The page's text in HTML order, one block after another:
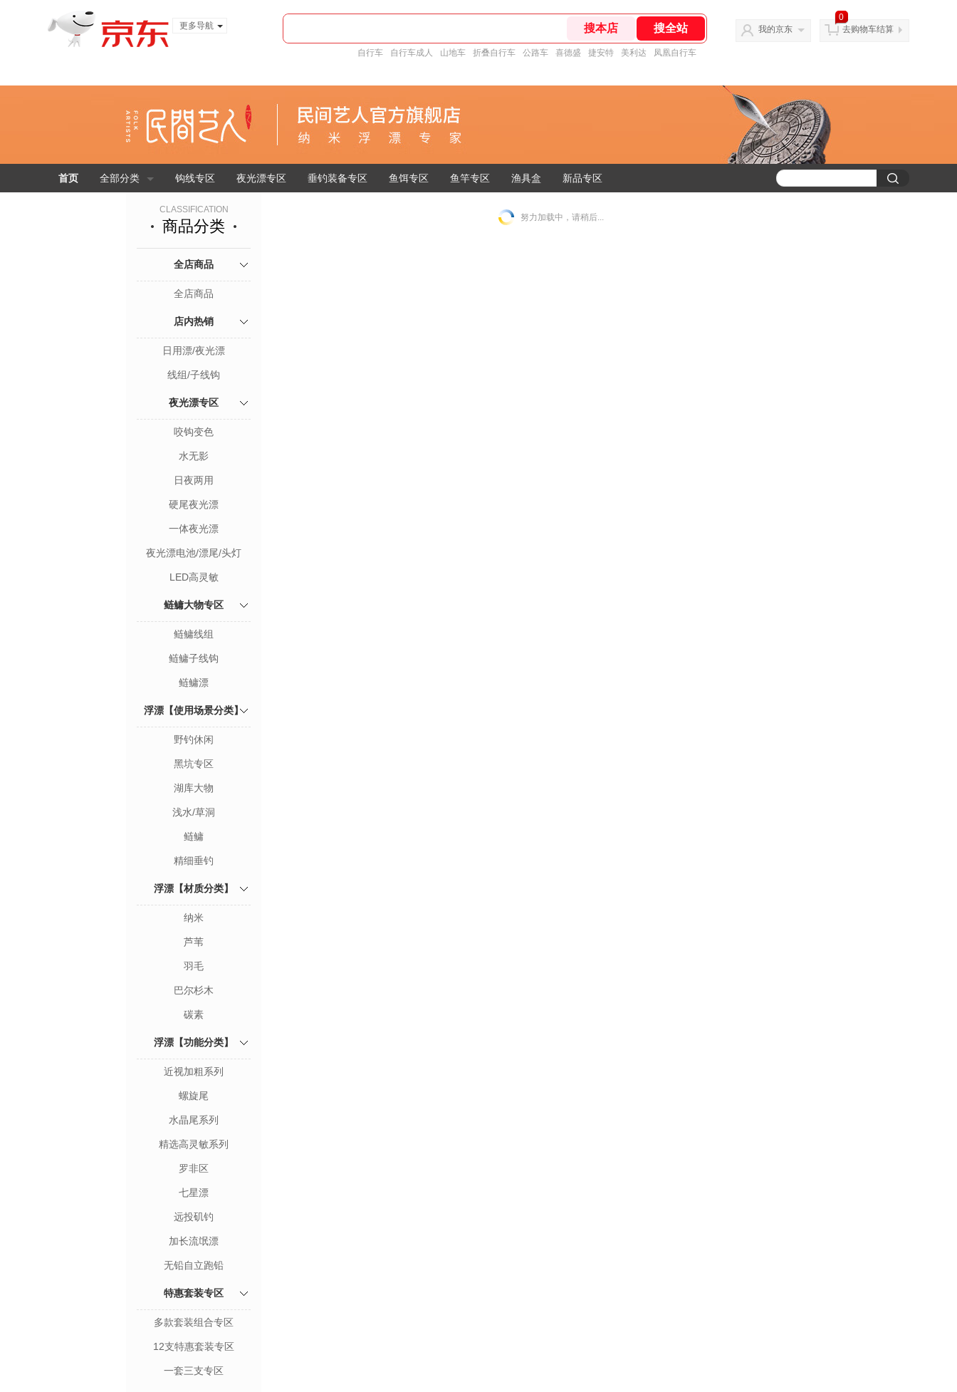
更多导航
自行车 自行车成人 山地车 折叠自行车 公路车 喜德盛 捷安特 美利达 凤凰自行车
我的京东
0
去购物车结算
首页 全部分类 钩线专区 夜光漂专区 垂钓装备专区 鱼饵专区 鱼竿专区 渔具盒 新品专区
CLASSIFICATION
商品分类
全店商品
全店商品
店内热销
日用漂/夜光漂
线组/子线钩
夜光漂专区
咬钩变色
水无影
日夜两用
硬尾夜光漂
一体夜光漂
夜光漂电池/漂尾/头灯
LED高灵敏
鲢鳙大物专区
鲢鳙线组
鲢鳙子线钩
鲢鳙漂
浮漂【使用场景分类】
野钓休闲
黑坑专区
湖库大物
浅水/草洞
鲢鳙
精细垂钓
浮漂【材质分类】
纳米
芦苇
羽毛
巴尔杉木
碳素
浮漂【功能分类】
近视加粗系列
螺旋尾
水晶尾系列
精选高灵敏系列
罗非区
七星漂
远投矶钓
加长流氓漂
无铅自立跑铅
特惠套装专区
多款套装组合专区
12支特惠套装专区
一套三支专区
努力加载中，请稍后...